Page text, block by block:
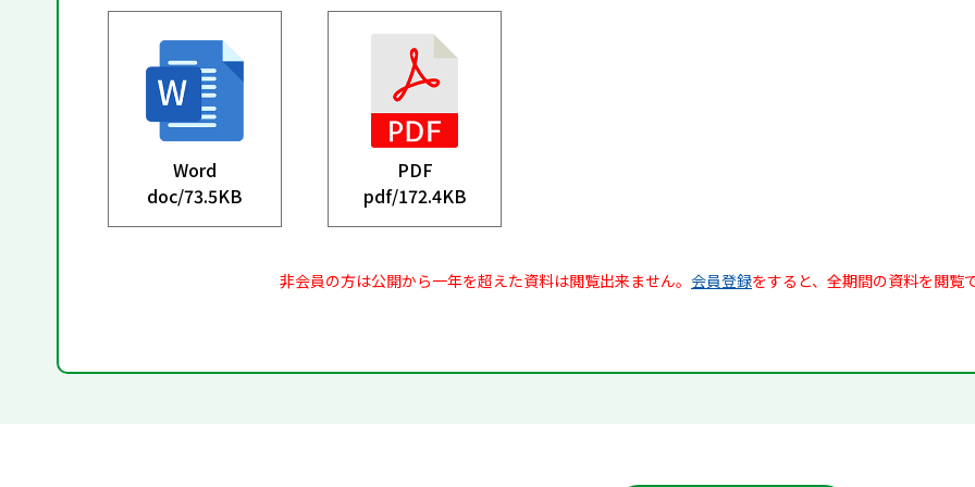
Word
doc/73.5KB
PDF
pdf/172.4KB
非会員の方は公開から一年を超えた資料は閲覧出来ません。 会員登録をすると、全期間の資料を閲覧